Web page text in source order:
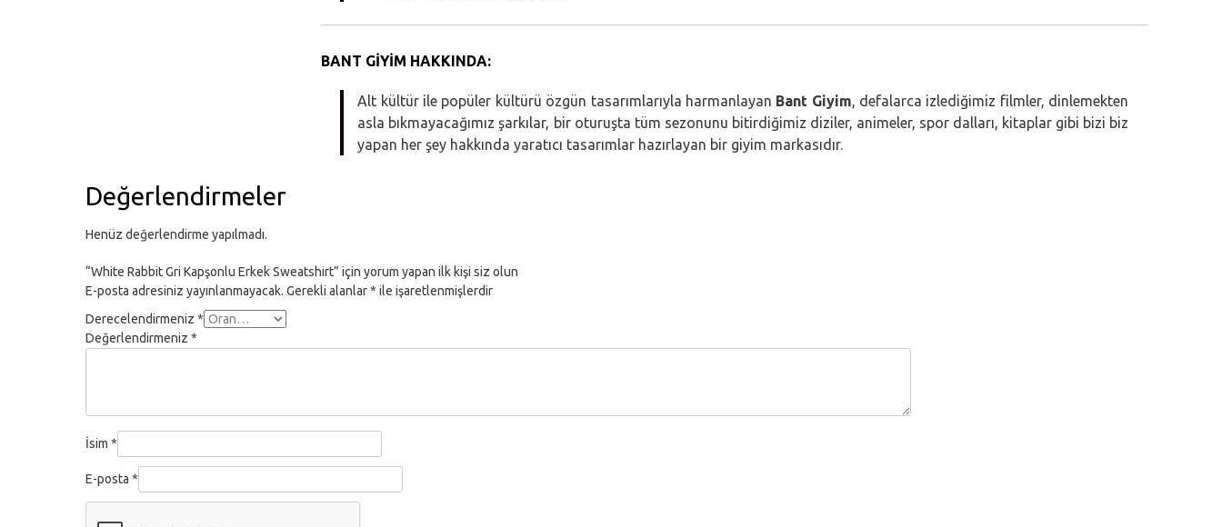
BANT GİYİM HAKKINDA:
Alt kültür ile popüler kültürü özgün tasarımlarıyla harmanlayan Bant Giyim, defalarca izlediğimiz filmler, dinlemekten
asla bıkmayacağımız şarkılar, bir oturuşta tüm sezonunu bitirdiğimiz diziler, animeler, spor dalları, kitaplar gibi bizi biz
yapan her şey hakkında yaratıcı tasarımlar hazırlayan bir giyim markasıdır.
Değerlendirmeler
Henüz değerlendirme yapılmadı.
“White Rabbit Gri Kapşonlu Erkek Sweatshirt” için yorum yapan ilk kişi siz olun
E-posta adresiniz yayınlanmayacak. Gerekli alanlar* ile işaretlenmişlerdir
Derecelendirmeniz *
Değerlendirmeniz *
İsim *
E-posta *